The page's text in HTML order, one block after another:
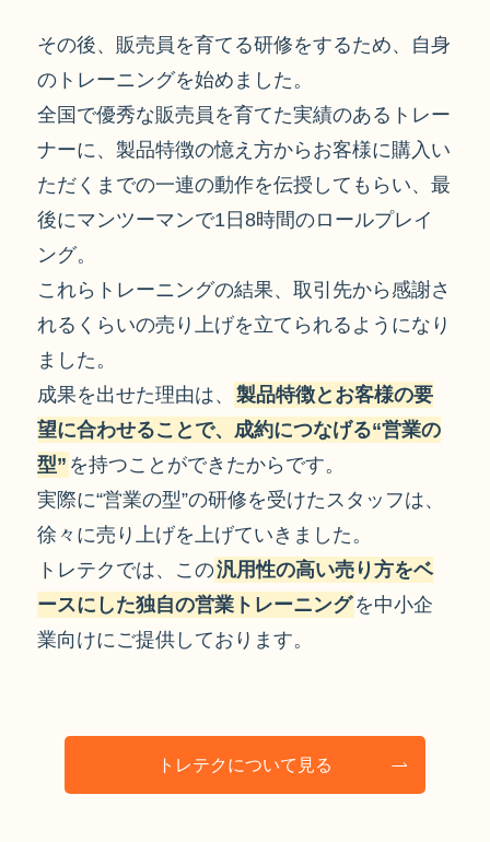
その後、販売員を育てる研修をするため、自身
のトレーニングを始めました。
全国で優秀な販売員を育てた実績のあるトレー
ナーに、製品特徴の憶え方からお客様に購入い
ただくまでの一連の動作を伝授してもらい、最
後にマンツーマンで1日8時間のロールプレイ
ング。
これらトレーニングの結果、取引先から感謝さ
れるくらいの売り上げを立てられるようになり
ました。
成果を出せた理由は、 製品特徴とお客様の要
望に合わせることで、成約につなげる“営業の
型” を持つことができたからです。
実際に“営業の型”の研修を受けたスタッフは、
徐々に売り上げを上げていきました。
トレテクでは、この汎用性の高い売り方をベ
ースにした独自の営業トレーニングを中小企
業向けにご提供しております。
トレテクについて見る